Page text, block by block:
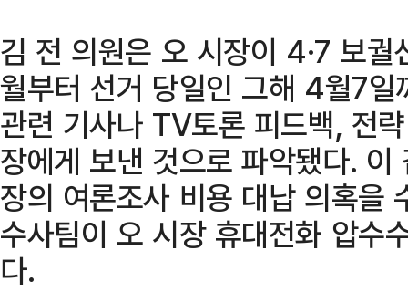
김 전 의원은 오 시장이 4·7 보
월부터 선거 당일인 그해 4월7
관련 기사나 TV토론 피드백, 전
장에게 보낸 것으로 파악됐다.
장의 여론조사 비용 대납 의혹을
수사팀이 오 시장 휴대전화 압수
다.